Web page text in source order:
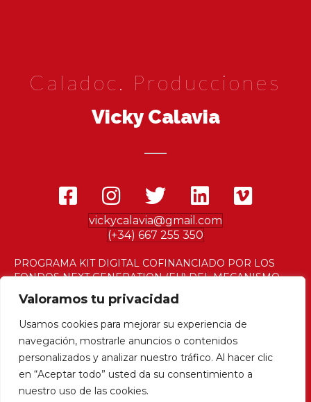
Valoramos tu privacidad
Usamos cookies para mejorar su experiencia de
navegación, mostrarle anuncios o contenidos
personalizados y analizar nuestro tráfico. Al hacer clic
en “Aceptar todo” usted da su consentimiento a
nuestro uso de las cookies.
Caladoc. Producciones
Vicky Calavia
vickycalavia@gmail.com
(+34) 667 255 350
PROGRAMA KIT DIGITAL COFINANCIADO POR LOS
FONDOS NEXT GENERATION (EU) DEL MECANISMO
DE RECUPERACIÓN Y RESILENCIA
© 2023 Vicky Calavia | Aviso legal|Política de
privacidad|Política de cookies